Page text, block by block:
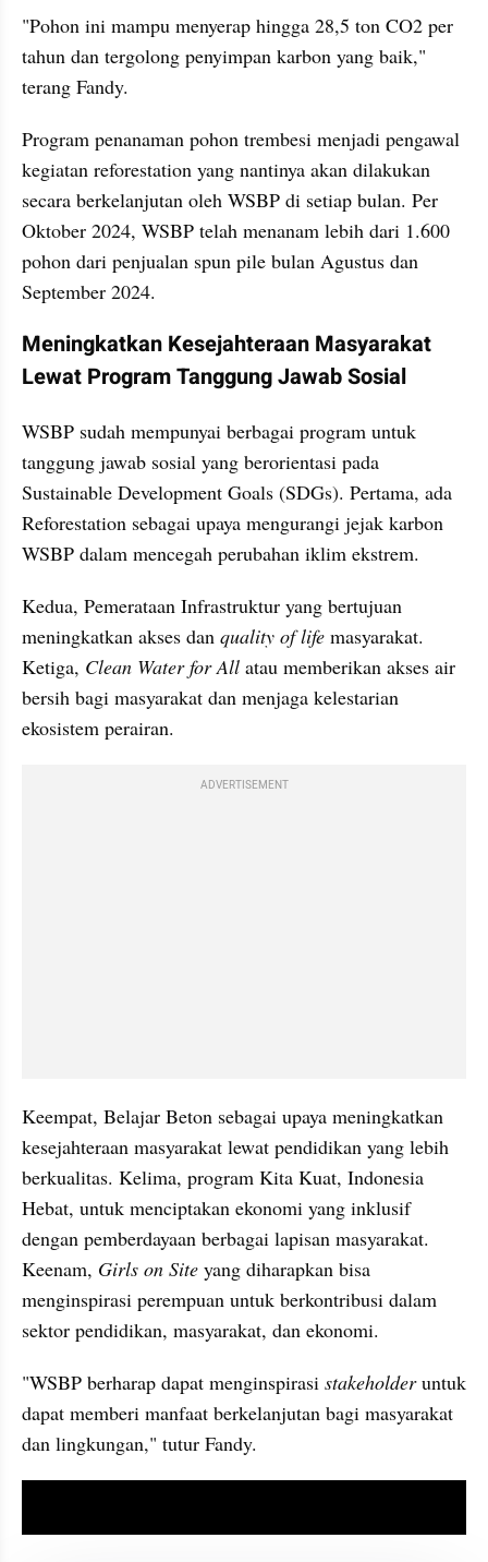
"Pohon ini mampu menyerap hingga 28,5 ton CO2 per
tahun dan tergolong penyimpan karbon yang baik,"
terang Fandy.
Program penanaman pohon trembesi menjadi pengawal
kegiatan reforestation yang nantinya akan dilakukan
secara berkelanjutan oleh WSBP di setiap bulan. Per
Oktober 2024, WSBP telah menanam lebih dari 1.600
pohon dari penjualan spun pile bulan Agustus dan
September 2024.
Meningkatkan Kesejahteraan Masyarakat
Lewat Program Tanggung Jawab Sosial
WSBP sudah mempunyai berbagai program untuk
tanggung jawab sosial yang berorientasi pada
Sustainable Development Goals (SDGs). Pertama, ada
Reforestation sebagai upaya mengurangi jejak karbon
WSBP dalam mencegah perubahan iklim ekstrem.
Kedua, Pemerataan Infrastruktur yang bertujuan
meningkatkan akses dan quality of life masyarakat.
Ketiga, Clean Water for All atau memberikan akses air
bersih bagi masyarakat dan menjaga kelestarian
ekosistem perairan.
ADVERTISEMENT
Keempat, Belajar Beton sebagai upaya meningkatkan
kesejahteraan masyarakat lewat pendidikan yang lebih
berkualitas. Kelima, program Kita Kuat, Indonesia
Hebat, untuk menciptakan ekonomi yang inklusif
dengan pemberdayaan berbagai lapisan masyarakat.
Keenam, Girls on Site yang diharapkan bisa
menginspirasi perempuan untuk berkontribusi dalam
sektor pendidikan, masyarakat, dan ekonomi.
"WSBP berharap dapat menginspirasi stakeholder untuk
dapat memberi manfaat berkelanjutan bagi masyarakat
dan lingkungan," tutur Fandy.